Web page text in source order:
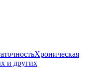
Хроническая
и других